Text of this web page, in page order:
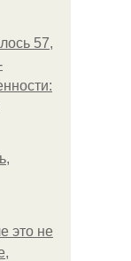
57,
это не